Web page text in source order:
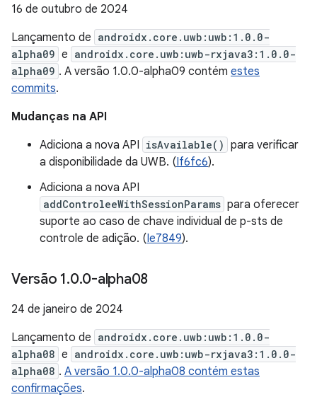
16 de outubro de 2024
Lançamento de androidx.core.uwb:uwb:1.0.0-
alpha09 e androidx.core.uwb:uwb-rxjava3:1.0.0-
alpha09 . A versão 1.0.0-alpha09 contém estes
commits.
Mudanças na API
Adiciona a nova API isAvailable() para verificar
a disponibilidade da UWB. (If6fc6).
Adiciona a nova API
addControleeWithSessionParams para oferecer
suporte ao caso de chave individual de p-sts de
controle de adição. (Ie7849).
Versão 1.0.0-alpha08
24 de janeiro de 2024
Lançamento de androidx.core.uwb:uwb:1.0.0-
alpha08 e androidx.core.uwb:uwb-rxjava3:1.0.0-
alpha08 . A versão 1.0.0-alpha08 contém estas
confirmações.